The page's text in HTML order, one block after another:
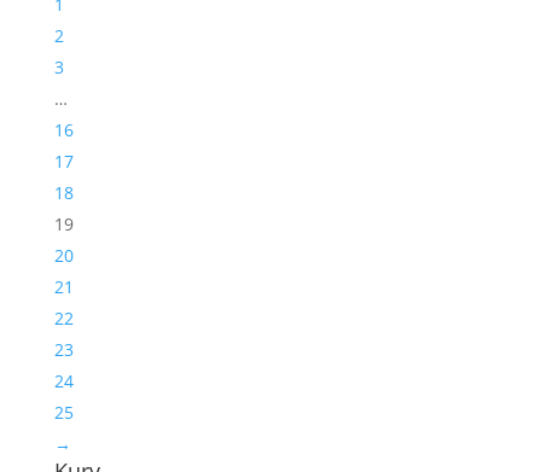
1
2
3
…
16
17
18
19
20
21
22
23
24
25
→